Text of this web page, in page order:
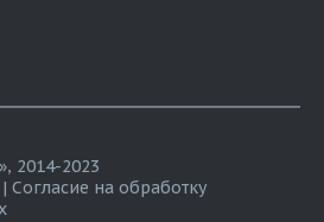
2014-2023
Согласие на обработку